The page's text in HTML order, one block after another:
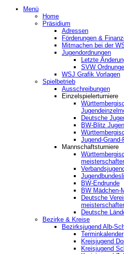
Menü
Home
Präsidium
Adressen
Förderungen &
Mitmachen bei der
Jugendordnungen
Letzte
SVW
WSJ Grafik Vorlagen
Spielbetrieb
Ausschreibungen
Einzelspielerturniere
Deutsche
BW-Blitz
Jugend-
Mannschaftsturniere
BW-Endrunde
BW Mädchen-
Deutsche
Deutsche
Bezirke & Kreise
Bezirksjugend Alb-
Terminkalender
Kreisjugend
Kreisjugend